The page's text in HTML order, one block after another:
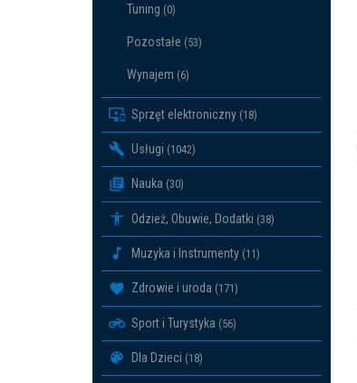
Tuning (0)
Pozostałe (53)
Wynajem (6)
Sprzęt elektroniczny (18)
Usługi (1042)
Nauka (30)
Odzież, Obuwie, Dodatki (38)
Muzyka i Instrumenty (11)
Zdrowie i uroda (171)
Sport i Turystyka (56)
Dla Dzieci (18)